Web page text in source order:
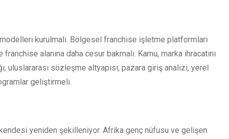
kurulmalı. Bölgesel franchise işletme platformları
alanına daha cesur bakmalı. Kamu, marka ihracatını
uluslararası sözleşme altyapısı, pazara giriş analizi, yerel
geliştirmeli.
yeniden şekilleniyor. Afrika genç nüfusu ve gelişen